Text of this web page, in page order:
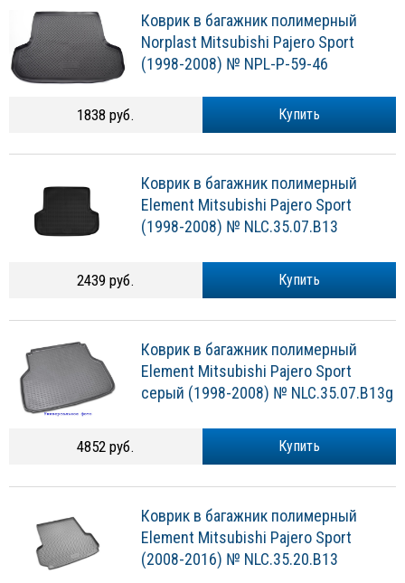
Коврик в багажник полимерный
Norplast Mitsubishi Pajero Sport
(1998-2008) № NPL-P-59-46
Купить
1838 руб.
Коврик в багажник полимерный
Element Mitsubishi Pajero Sport
(1998-2008) № NLC.35.07.B13
Купить
2439 руб.
Коврик в багажник полимерный
Element Mitsubishi Pajero Sport
серый (1998-2008) № NLC.35.07.B13g
Купить
4852 руб.
Коврик в багажник полимерный
Element Mitsubishi Pajero Sport
(2008-2016) № NLC.35.20.B13